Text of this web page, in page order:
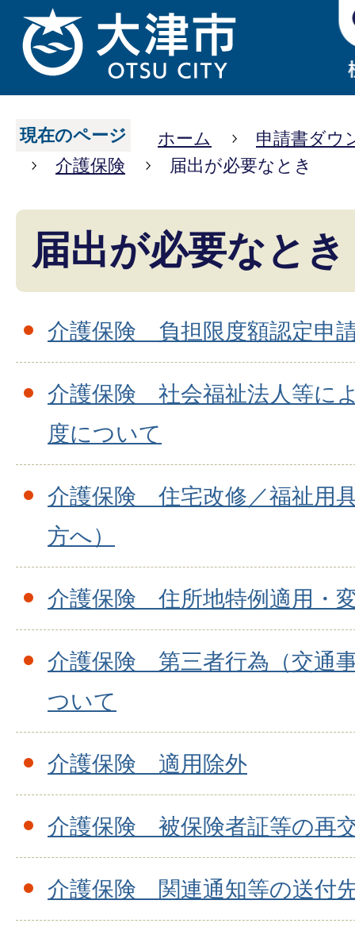
現在のページ ホーム
申請書ダウ
介護保険
届出が必要なとき
届出が必要なとき
介護保険 負担限度額認定申
介護保険 社会福祉法人等に
度について
介護保険 住宅改修／福祉用
方へ）
介護保険 住所地特例適用・
介護保険 第三者行為（交通
ついて
介護保険 適用除外
介護保険 被保険者証等の再
介護保険 関連通知等の送付